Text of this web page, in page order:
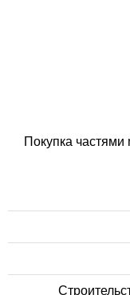
Покупка частями